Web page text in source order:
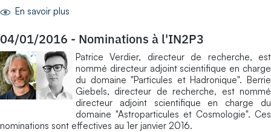
En savoir plus
04/01/2016 - Nominations à l'IN2P3
Patrice Verdier, directeur de recherche, est
nommé directeur adjoint scientifique en charge
du domaine "Particules et Hadronique". Berrie
Giebels, directeur de recherche, est nommé
directeur adjoint scientifique en charge du
domaine "Astroparticules et Cosmologie". Ces
nominations sont effectives au 1er janvier 2016.